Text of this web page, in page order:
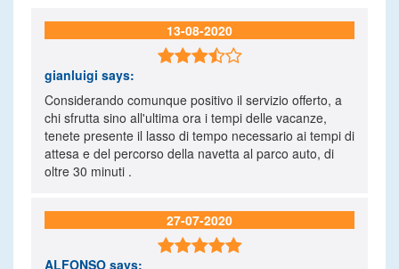
13-08-2020

gianluigi says:
Considerando comunque positivo il servizio offerto, a
chi sfrutta sino all'ultima ora i tempi delle vacanze,
tenete presente il lasso di tempo necessario ai tempi di
attesa e del percorso della navetta al parco auto, di
oltre 30 minuti .
27-07-2020

ALFONSO says: